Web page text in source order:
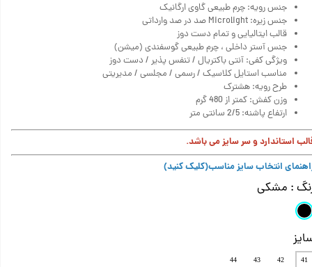
جنس رویه: چرم طبیعی گاوی ارگانیک
جنس زیره: Microlight صد در صد وارداتی
قالب ایتالیایی و تمام دست دوز
جنس آستر داخلی ، چرم طبیعی گوسفندی (میشن)
ویژگی کفی: آنتی باکتریال / تنفس پذیر / دست دوز
مناسب استایل کلاسیک / رسمی / مجلسی / مدیریتی
طرح رویه: هشترک
وزن کفش: کمتر از 480 گرم
ارتفاع پاشنه: 2/5 سانتی متر
استاندارد و سر سایز می باشد.
انتخاب سایز مناسب(کلیک کنید)
: مشکی
41
42
43
44